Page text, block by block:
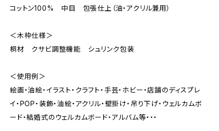
コットン100% 中目 包張仕上（油・アクリル兼用）
＜木枠仕様＞
桐材 クサビ調整機能 シュリンク包装
＜使用例＞
絵画・油絵・イラスト・クラフト・手芸・ホビー・店舗のディスプレ
イ・POP・装飾・油絵・アクリル・壁掛け・吊り下げ・ウェルカムボ
ード・結婚式のウェルカムボード・アルバム等・・・